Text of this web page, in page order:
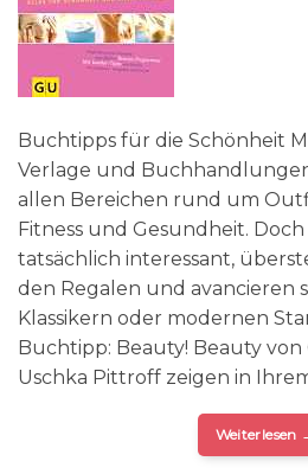
Buchtipps für die Schönheit
Verlage und
allen Bereichen rund um
Fitness und Gesundheit.
tatsächlich interessant,
den Regalen und avancieren
Klassikern oder modernen
Buchtipp: Beauty! Beauty von
Uschka Pittroff zeigen in
Weiterlesen